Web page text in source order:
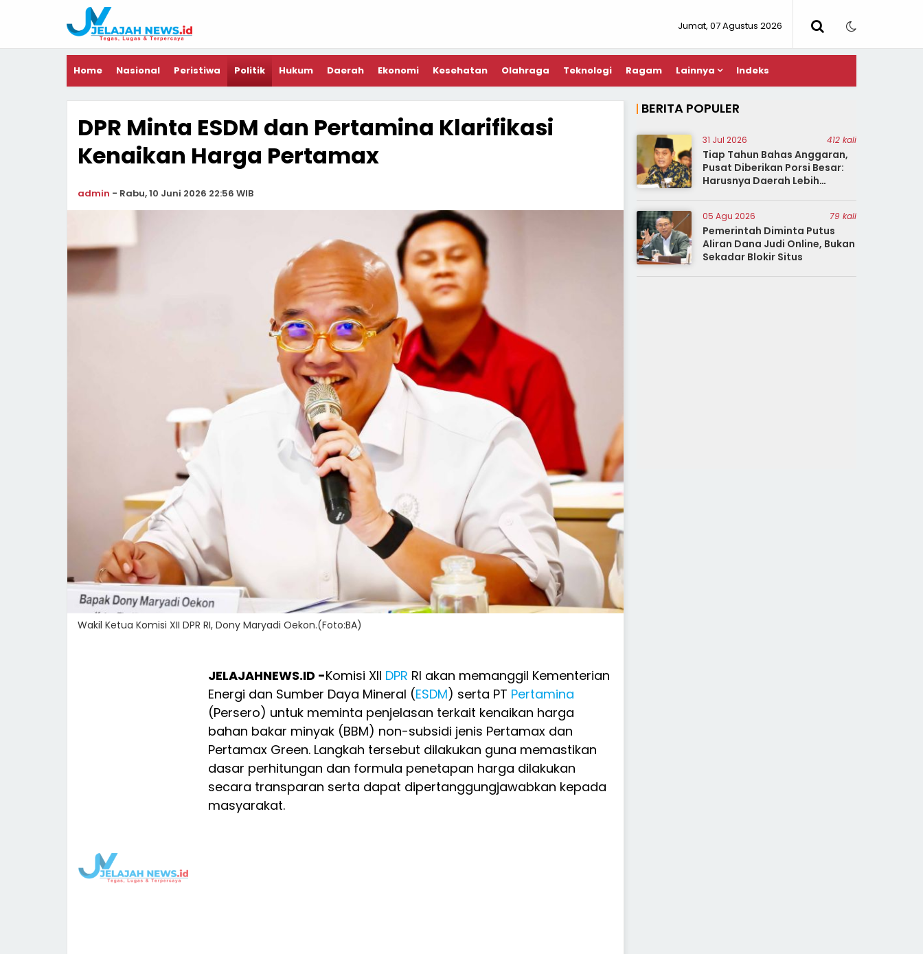
Jumat, 07 Agustus 2026
Home Nasional Peristiwa Politik Hukum Daerah Ekonomi Kesehatan Olahraga Teknologi Ragam Lainnya Indeks
DPR Minta ESDM dan Pertamina Klarifikasi
Kenaikan Harga Pertamax
admin - Rabu, 10 Juni 2026 22:56 WIB
Wakil Ketua Komisi XII DPR RI, Dony Maryadi Oekon.(Foto:BA)
JELAJAHNEWS.ID -Komisi XII DPR RI akan memanggil Kementerian
Energi dan Sumber Daya Mineral (ESDM) serta PT Pertamina
(Persero) untuk meminta penjelasan terkait kenaikan harga
bahan bakar minyak (BBM) non-subsidi jenis Pertamax dan
Pertamax Green. Langkah tersebut dilakukan guna memastikan
dasar perhitungan dan formula penetapan harga dilakukan
secara transparan serta dapat dipertanggungjawabkan kepada
masyarakat.
BERITA POPULER
31 Jul 2026 412 kali
Tiap Tahun Bahas Anggaran,
Pusat Diberikan Porsi Besar:
Harusnya Daerah Lebih
05 Agu 2026 79 kali
Pemerintah Diminta Putus
Aliran Dana Judi Online, Bukan
Sekadar Blokir Situs